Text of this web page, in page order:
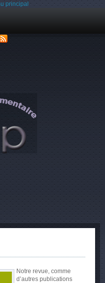
principal
Notre revue, comme
d’autres publications